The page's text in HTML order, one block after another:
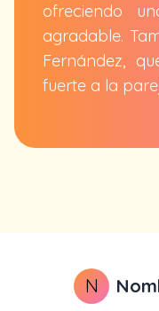
ofreciendo
agradable.
Fernández,
fuerte a la
N